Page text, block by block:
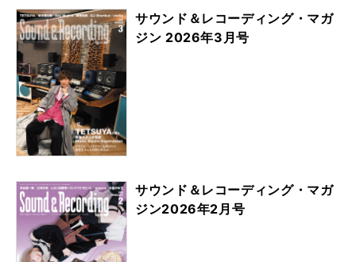
サウンド＆レコーディング・マガ
ジン 2026年3月号
サウンド＆レコーディング・マガ
ジン2026年2月号